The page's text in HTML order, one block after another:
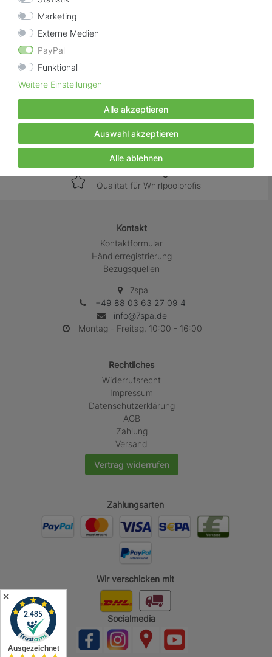
Schnelle Lieferung
täglich per DHL und Spedition
Einfache Rückgabe
falls es mal nicht gefällt
Qualität für Whirlpoolprofis
Kontakt
Kontaktformular
Händlerregistrierung
Bezugsquellen
7spa
+49 88 03 63 27 09 4
info@7spa.de
Montag - Freitag, 10:00 - 16:00
Rechtliches
Widerrufs­recht
Impressum
Daten­schutz­erklärung
AGB
Zahlung
Versand
Vertrag widerrufen
Zahlungsarten
Wir verschicken mit
Socialmedia
Marketing
Externe Medien
PayPal
Funktional
Weitere Einstellungen
Alle akzeptieren
Auswahl akzeptieren
Alle ablehnen
✕